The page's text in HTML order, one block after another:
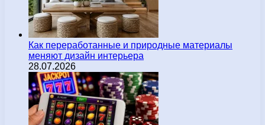
Как переработанные и природные материалы
меняют дизайн интерьера
28.07.2026